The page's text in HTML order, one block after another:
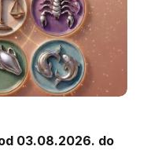
03.08.2026. do